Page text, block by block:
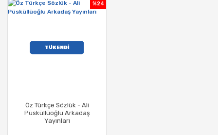
TÜKENDİ
Öz Türkçe Sözlük - Ali
Püsküllüoğlu Arkadaş
Yayınları
%24